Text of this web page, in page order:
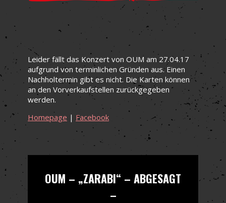
Leider fällt das Konzert von OUM am 27.04.17
aufgrund von terminlichen Gründen aus. Einen
Nachholtermin gibt es nicht. Die Karten können
an den Vorverkaufstellen zurückgegeben
werden.
Homepage | Facebook
OUM – „ZARABI“ – ABGESAGT
–